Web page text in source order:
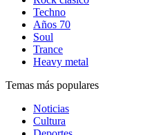
Techno
Años 70
Soul
Trance
Heavy metal
Temas más populares
Noticias
Cultura